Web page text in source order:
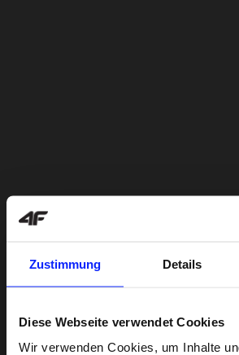
Zustimmung Details
Diese Webseite verwendet Cookies
Wir verwenden Cookies, um Inhalte